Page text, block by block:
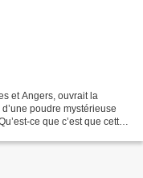
et Angers, ouvrait la
poudre mystérieuse
ce que c’est que cette